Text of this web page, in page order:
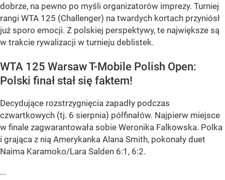
dobrze, na pewno po myśli organizatorów imprezy. Turniej
rangi WTA 125 (Challenger) na twardych kortach przyniósł
już sporo emocji. Z polskiej perspektywy, te największe są
w trakcie rywalizacji w turnieju deblistek.
WTA 125 Warsaw T-Mobile Polish Open:
Polski finał stał się faktem!
Decydujące rozstrzygnięcia zapadły podczas
czwartkowych (tj. 6 sierpnia) półfinałów. Najpierw miejsce
w finale zagwarantowała sobie Weronika Falkowska. Polka
i grająca z nią Amerykanka Alana Smith, pokonały duet
Naima Karamoko/Lara Salden 6:1, 6:2.
...